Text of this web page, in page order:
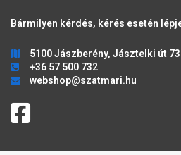
Bármilyen kérdés, kérés esetén
5100 Jászberény, Jásztelki út
+36 57 500 732
webshop@szatmari.hu